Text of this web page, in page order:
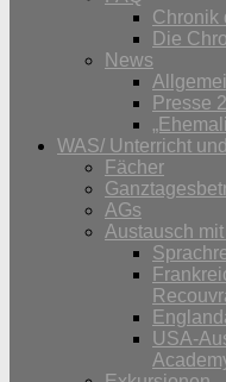
Chronik
Die
News
Presse
WAS/ Unterricht
Fächer
AGs
Austausch
USA-